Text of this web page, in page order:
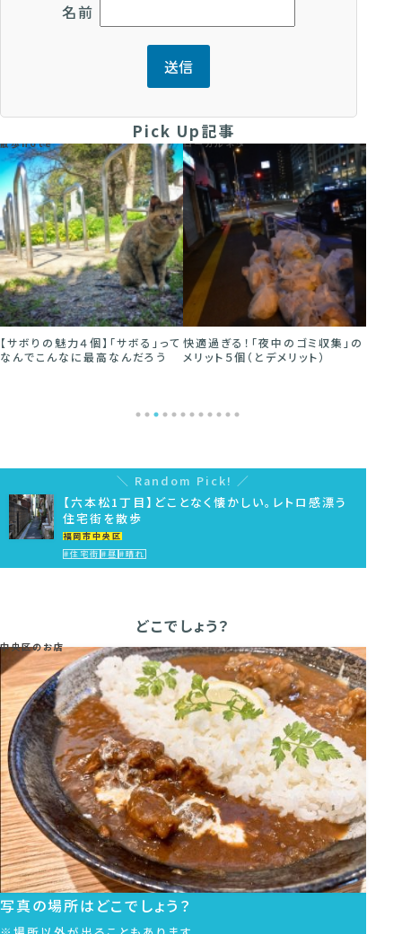
名前
Pick Up記事
ローカルネタ
快適過ぎる！「夜中のゴミ収集」の
メリット５個（とデメリット）
散歩note
【街を歩く仕事（アルバイト）】「物
件撮影」の魅力５個。街が好きな
Random Pick!
【六本松1丁目】どことなく懐かしい。レトロ感漂う
住宅街を散歩
福岡市中央区
#住宅街#昼#晴れ
どこでしょう？
中央区のお店
写真の場所はどこでしょう？